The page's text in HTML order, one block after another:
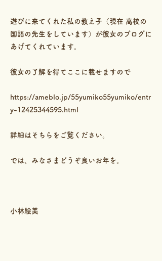
遊びに来てくれた私の教え子（現在 高校の
国語の先生をしています）が彼女のブログに
あげてくれています。
彼女の了解を得てここに載せますので
https://ameblo.jp/55yumiko55yumiko/entr
y-12425344595.html
詳細はそちらをご覧ください。
では、みなさまどうぞ良いお年を。
小林絵美